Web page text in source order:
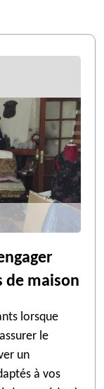
de maison
lorsque
le
un
à vos